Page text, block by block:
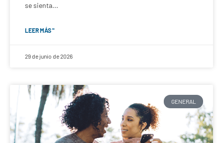
se sienta...
LEER MÁS "
29 de junio de 2026
GENERAL